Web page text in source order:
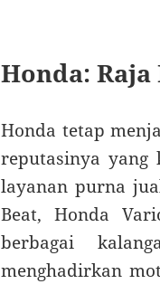
Honda:
Honda tetap
reputasinya
layanan purna
Beat, Honda
berbagai
menghadirkan